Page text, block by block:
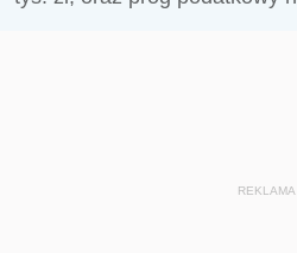
REKLAMA